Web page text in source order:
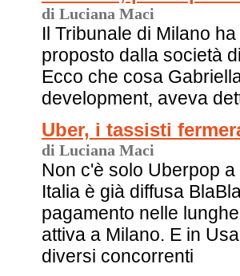
di Luciana Maci
Il Tribunale di Milano
proposto dalla società
Ecco che cosa
development, aveva
Uber, i tassisti
di Luciana Maci
Non c'è solo Uberpop
Italia è già diffusa
pagamento nelle
attiva a Milano. E in
diversi concorrenti